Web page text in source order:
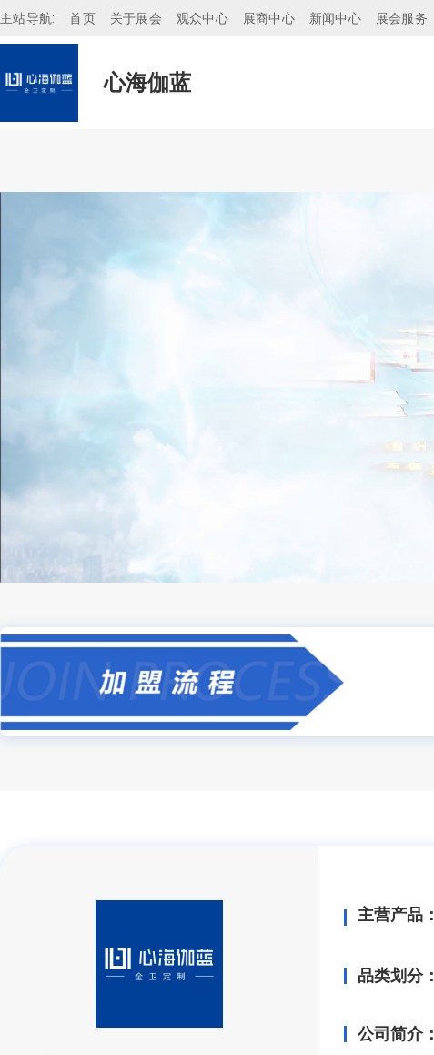
主站导航: 首页 关于展会 观众中心 展商中心 新闻中心 展会服务
心海伽蓝
主营产品：
品类划分：
公司简介：